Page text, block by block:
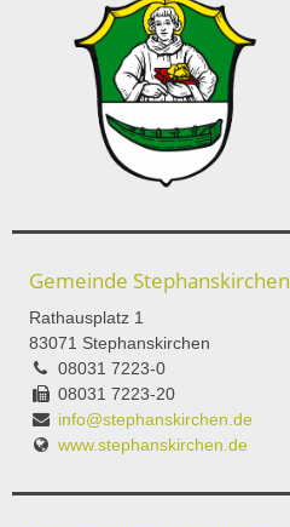
Gemeinde Stephanskirchen
Rathausplatz 1
83071 Stephanskirchen
08031 7223-0
08031 7223-20
info@stephanskirchen.de
www.stephanskirchen.de